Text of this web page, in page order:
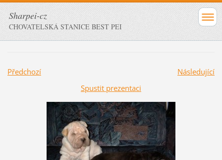
Sharpei-cz
CHOVATELSKÁ STANICE BEST PEI
Předchozí
Následující
Spustit prezentaci